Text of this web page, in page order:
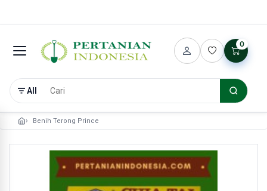
All
0
Benih Terong Prince